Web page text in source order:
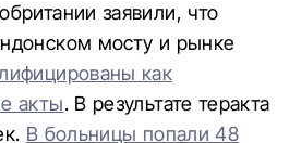
заявили, что
мосту и рынке
как
акты. В результате теракта
В больницы попали 48